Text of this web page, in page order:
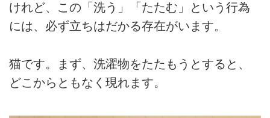
けれど、この「洗う」「たたむ」という行為
には、必ず立ちはだかる存在がいます。
猫です。まず、洗濯物をたたもうとすると、
どこからともなく現れます。